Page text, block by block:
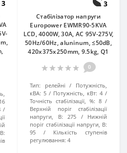
3
16
3
Стабілізатор напруги
Europower EWMR90-5KVA
LCD, 4000W, 30A, AC 95V-275V,
50Hz/60Hz, aluninum, ≤50dB,
420x375x250mm, 9.5kg, Q1
0
Тип: релейні
Потужність,
кВА: 5 Потужність, кВт: 4
Точність стабілізації, %: 8
Верхній поріг стабілізації
напруги, В:
275
Нижній
поріг стабілізації напруги, В:
95
Кількість ступенів
регулювання: 4